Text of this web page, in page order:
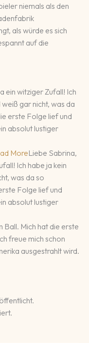
niemals als den
als würde es sich
auf die
ein witziger Zufall! Ich
gar nicht, was da
erste Folge lief und
absolut lustiger
MoreLiebe Sabrina,
Ich habe ja kein
was da so
Folge lief und
absolut lustiger
Ball. Mich hat die erste
freue mich schon
ausgestrahlt wird.